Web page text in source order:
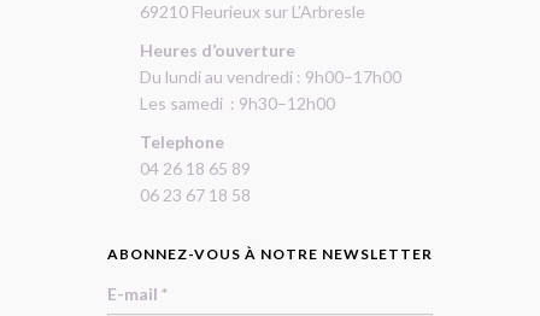
69210 Fleurieux sur L’Arbresle
Heures d’ouverture
Du lundi au vendredi : 9h00–17h00
Les samedi : 9h30–12h00
Telephone
04 26 18 65 89
​​06 23 67 18 58
ABONNEZ-VOUS À NOTRE NEWSLETTER
E-mail *